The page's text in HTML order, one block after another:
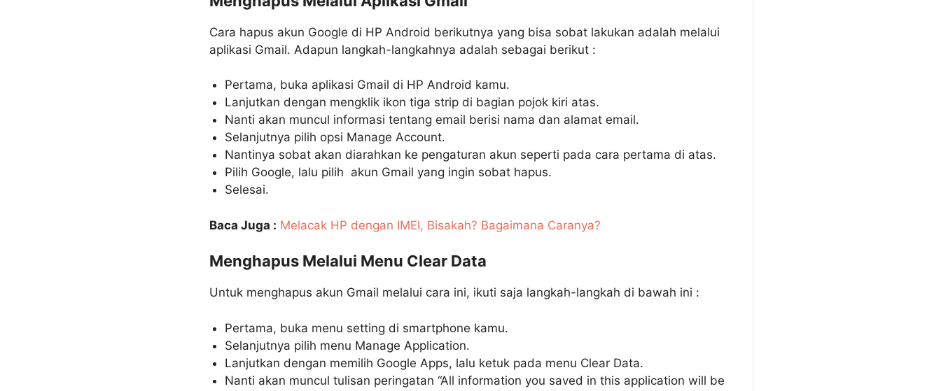
Cara hapus akun Google di HP Android berikutnya yang bisa sobat lakukan adalah melalui
aplikasi Gmail. Adapun langkah-langkahnya adalah sebagai berikut :
Pertama, buka aplikasi Gmail di HP Android kamu.
Lanjutkan dengan mengklik ikon tiga strip di bagian pojok kiri atas.
Nanti akan muncul informasi tentang email berisi nama dan alamat email.
Selanjutnya pilih opsi Manage Account.
Nantinya sobat akan diarahkan ke pengaturan akun seperti pada cara pertama di atas.
Pilih Google, lalu pilih akun Gmail yang ingin sobat hapus.
Selesai.
Baca Juga : Melacak HP dengan IMEI, Bisakah? Bagaimana Caranya?
Menghapus Melalui Menu Clear Data
Untuk menghapus akun Gmail melalui cara ini, ikuti saja langkah-langkah di bawah ini :
Pertama, buka menu setting di smartphone kamu.
Selanjutnya pilih menu Manage Application.
Lanjutkan dengan memilih Google Apps, lalu ketuk pada menu Clear Data.
Nanti akan muncul tulisan peringatan “All information you saved in this application will be